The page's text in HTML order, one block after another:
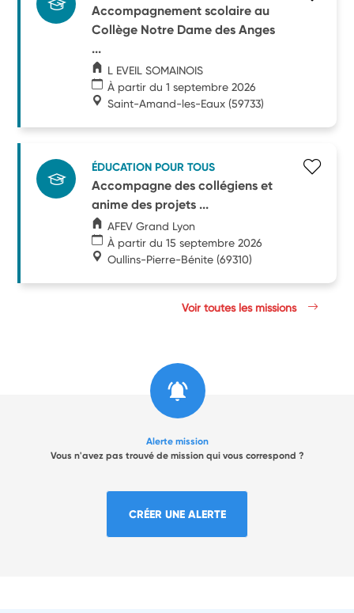
Accompagnement scolaire au
Collège Notre Dame des Anges
...
L EVEIL SOMAINOIS
À partir du 1 septembre 2026
Saint-Amand-les-Eaux (59733)
ÉDUCATION POUR TOUS
Accompagne des collégiens et
anime des projets ...
AFEV Grand Lyon
À partir du 15 septembre 2026
Oullins-Pierre-Bénite (69310)
Voir toutes les missions
Alerte mission
Vous n'avez pas trouvé de mission qui vous correspond ?
CRÉER UNE ALERTE